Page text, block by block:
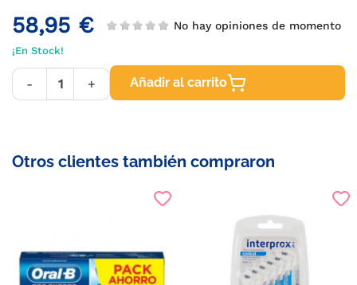
58,95 € No hay opiniones de momento
¡En Stock!
- + Añadir al carrito
Otros clientes también compraron